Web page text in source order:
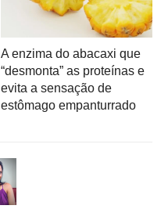
A enzima do abacaxi que
“desmonta” as proteínas e
evita a sensação de
estômago empanturrado